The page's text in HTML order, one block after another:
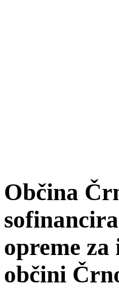
Občina
opreme
občini